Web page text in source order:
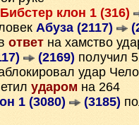
Бибстер клон 1 (316)
Абуза (2117)
ответ на хамство
(2169) получил
удар
ударом на 264
1 (3080) (3185)